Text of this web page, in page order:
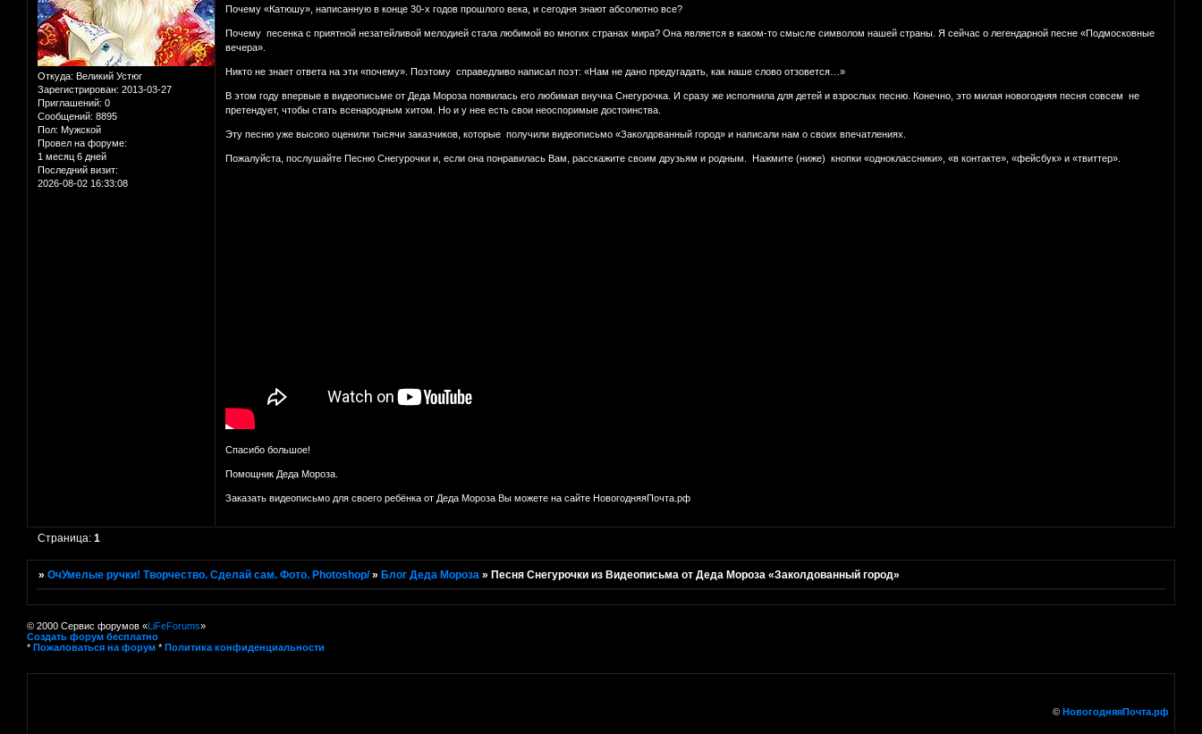
Откуда: Великий Устюг
Зарегистрирован: 2013-03-27
Приглашений: 0
Сообщений: 8895
Пол: Мужской
Провел на форуме:
1 месяц 6 дней
Последний визит:
2026-08-02 16:33:08
Почему «Катюшу», написанную в конце 30-х годов прошлого века, и сегодня знают абсолютно все?
Почему песенка с приятной незатейливой мелодией стала любимой во многих странах мира? Она является в каком-то смысле символом нашей страны. Я сейчас о легендарной песне «Подмосковные
вечера».
Никто не знает ответа на эти «почему». Поэтому справедливо написал поэт: «Нам не дано предугадать, как наше слово отзовется…»
В этом году впервые в видеописьме от Деда Мороза появилась его любимая внучка Снегурочка. И сразу же исполнила для детей и взрослых песню. Конечно, это милая новогодняя песня совсем не
претендует, чтобы стать всенародным хитом. Но и у нее есть свои неоспоримые достоинства.
Эту песню уже высоко оценили тысячи заказчиков, которые получили видеописьмо «Заколдованный город» и написали нам о своих впечатлениях.
Пожалуйста, послушайте Песню Снегурочки и, если она понравилась Вам, расскажите своим друзьям и родным. Нажмите (ниже) кнопки «одноклассники», «в контакте», «фейсбук» и «твиттер».
Спасибо большое!
Помощник Деда Мороза.
Заказать видеописьмо для своего ребёнка от Деда Мороза Вы можете на сайте НовогодняяПочта.рф
Страница:1
»ОчУмелые ручки! Творчество. Сделай сам. Фото. Photoshop/ » Блог Деда Мороза » Песня Снегурочки из Видеописьма от Деда Мороза «Заколдованный город»
© 2000 Сервис форумов «LiFeForums»
Создать форум бесплатно
* Пожаловаться на форум * Политика конфиденциальности
© НовогодняяПочта.рф